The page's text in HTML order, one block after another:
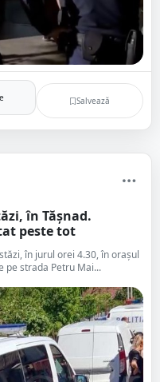
Salvează
în Tășnad.
peste tot
în jurul orei 4.30, în orașul
pe strada Petru Mai...